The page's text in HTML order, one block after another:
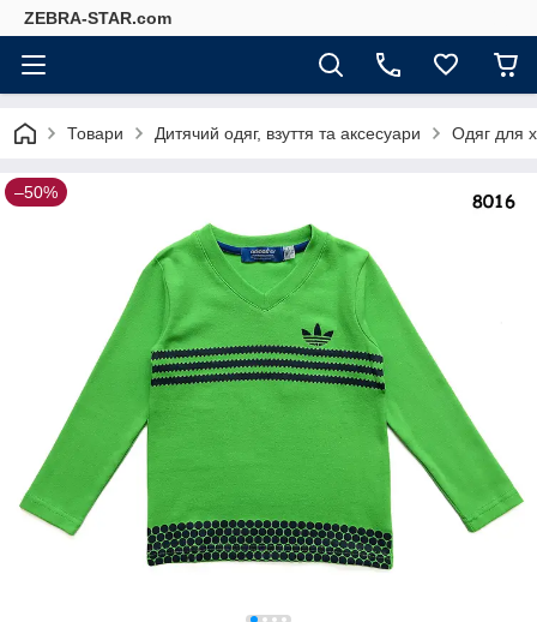
ZEBRA-STAR.com
Товари Дитячий одяг, взуття та аксесуари Одяг для
–50%